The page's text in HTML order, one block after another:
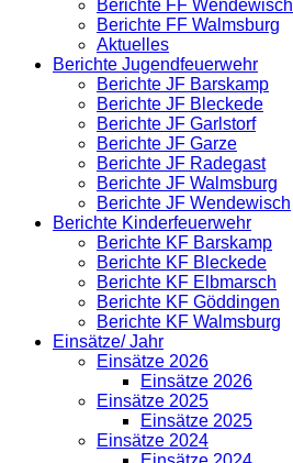
Berichte FF Wendewisch
Berichte FF Walmsburg
Aktuelles
Berichte Jugendfeuerwehr
Berichte JF Barskamp
Berichte JF Bleckede
Berichte JF Garlstorf
Berichte JF Garze
Berichte JF Radegast
Berichte JF Walmsburg
Berichte JF Wendewisch
Berichte Kinderfeuerwehr
Berichte KF Barskamp
Berichte KF Bleckede
Berichte KF Elbmarsch
Berichte KF Göddingen
Berichte KF Walmsburg
Einsätze/ Jahr
Einsätze 2026
Einsätze 2026
Einsätze 2025
Einsätze 2025
Einsätze 2024